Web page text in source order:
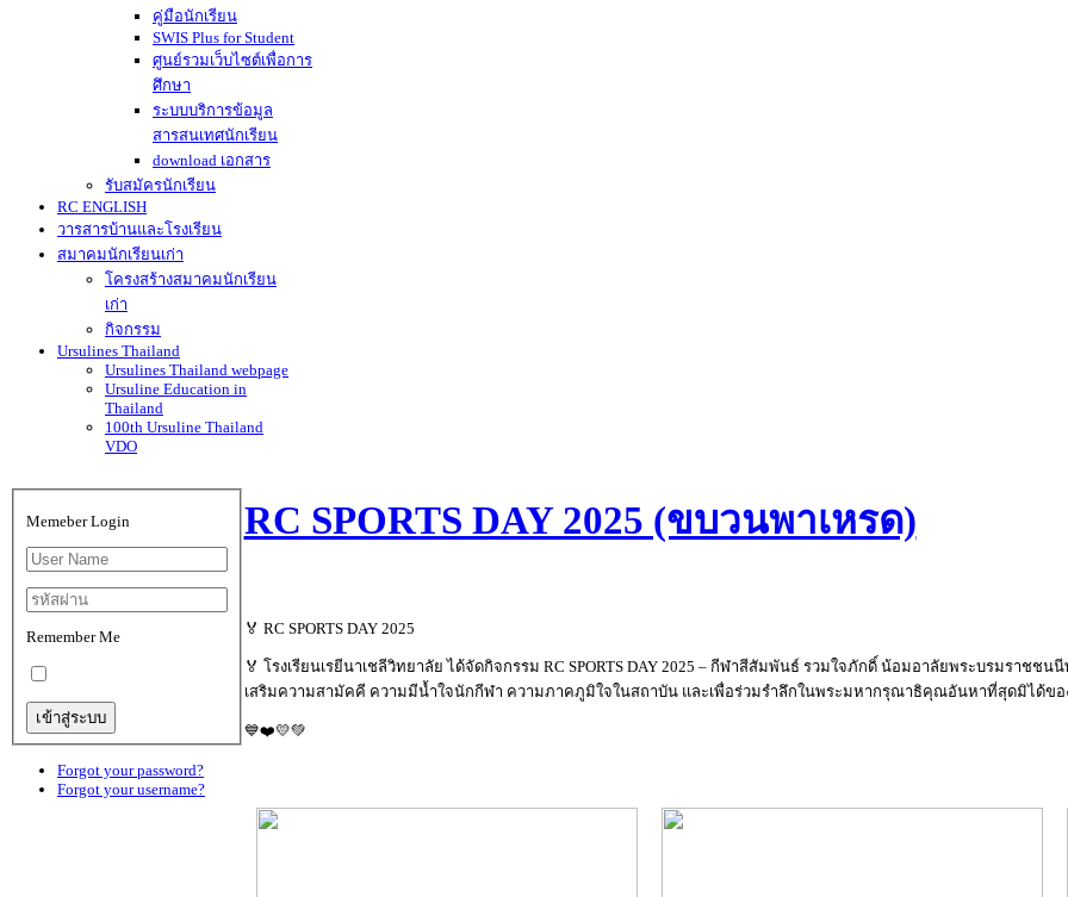
คู่มือนักเรียน
SWIS Plus for Student
ศูนย์รวมเว็บไซต์เพื่อการ
ศึกษา
ระบบบริการข้อมูล
สารสนเทศนักเรียน
download เอกสาร
รับสมัครนักเรียน
RC ENGLISH
วารสารบ้านและโรงเรียน
สมาคมนักเรียนเก่า
โครงสร้างสมาคมนักเรียน
เก่า
กิจกรรม
Ursulines Thailand
Ursulines Thailand webpage
Ursuline Education in
Thailand
100th Ursuline Thailand
VDO
Memeber Login
Remember Me
Forgot your password?
Forgot your username?
RC SPORTS DAY 2025 (ขบวนพาเหรด)
🏅 RC SPORTS DAY 2025
🏅 โรงเรียนเรยีนาเชลีวิทยาลัย ได้จัดกิจกรรม RC SPORTS DAY 2025 – กีฬาสีสัมพันธ์ รวมใจภักดิ์ น้อมอาลัยพระบรมราช
เสริมความสามัคคี ความมีน้ำใจนักกีฬา ความภาคภูมิใจในสถาบัน และเพื่อร่วมรำลึกในพระมหากรุณาธิคุณอันหาที่สุดมิได้ข
💙❤️💛💚